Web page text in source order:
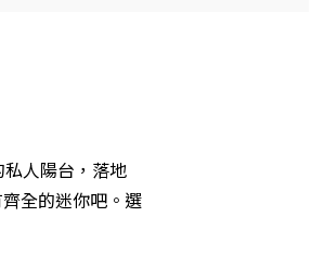
人陽台，落地
全的迷你吧。選